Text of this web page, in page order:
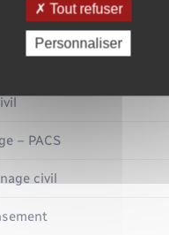
funéraires
– PACS
civil
Tout refuser
Personnaliser